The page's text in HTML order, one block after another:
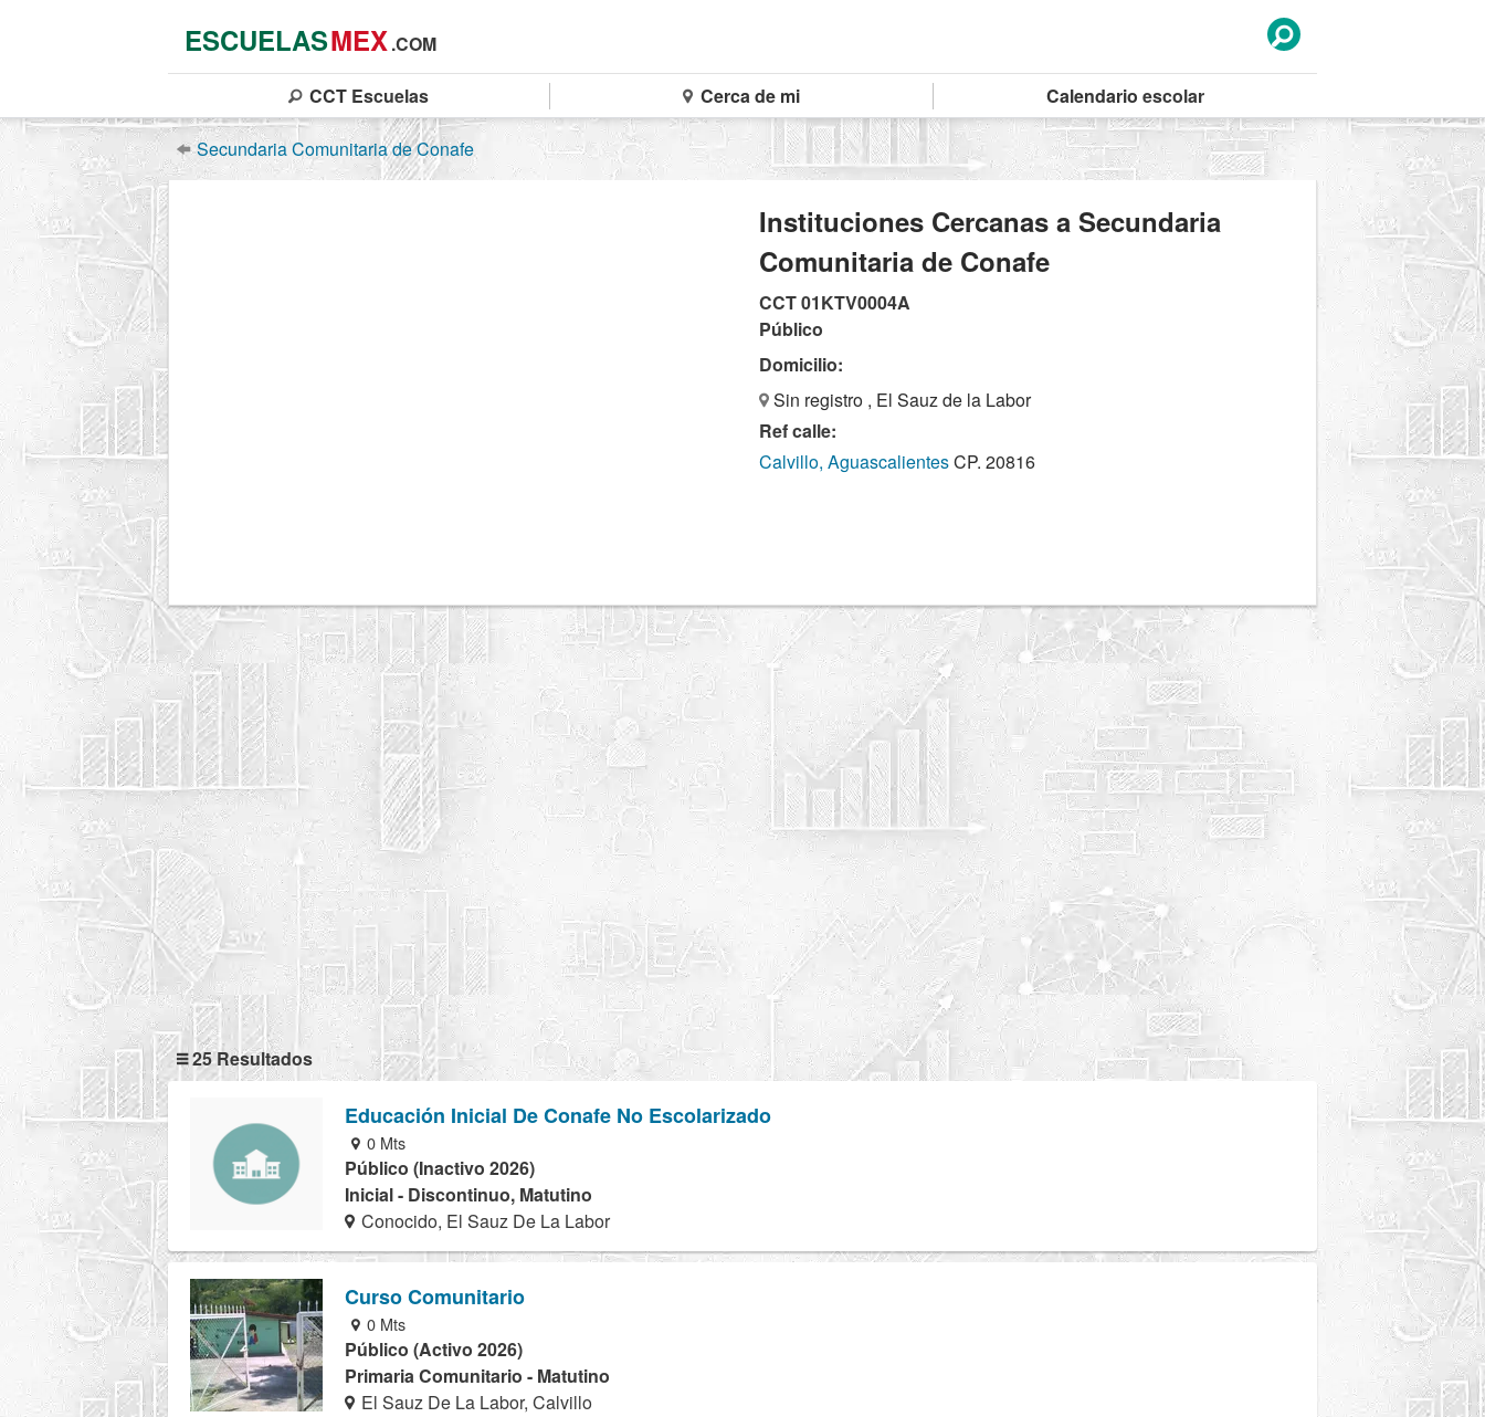
ESCUELASMEX.COM
CCT Escuelas Cerca de mi Calendario escolar
Secundaria Comunitaria de Conafe
Instituciones Cercanas a Secundaria
Comunitaria de Conafe
CCT 01KTV0004A
Público
Domicilio:
Sin registro , El Sauz de la Labor
Ref calle:
Calvillo, AguascalientesCP. 20816
25 Resultados
Educación Inicial De Conafe No Escolarizado
0 Mts
Público (Inactivo 2026)
Inicial - Discontinuo, Matutino
Conocido, El Sauz De La Labor
Curso Comunitario
0 Mts
Público (Activo 2026)
Primaria Comunitario - Matutino
El Sauz De La Labor, Calvillo